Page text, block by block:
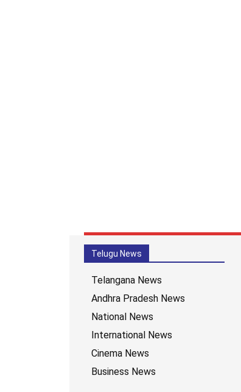
Telugu News
Telangana News
Andhra Pradesh News
National News
International News
Cinema News
Business News